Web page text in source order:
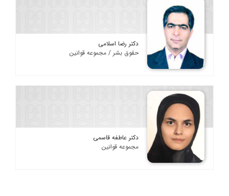
دکتر رضا اسلامی
حقوق بشر / مجموعه قوانین
دکتر عاطفه قاسمی
مجموعه قوانین